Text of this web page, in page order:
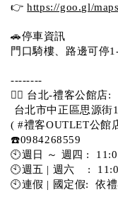
👉 https://goo.gl/
🚗停車資訊
門口騎樓、路邊可停
--------
💁‍♀️ 台北-禮客公館店:
台北市中正區思源街
( #禮客OUTLET公館
☎️0984268559
🕙週日 ～ 週四 :
🕙週五 | 週六    :
🕙連假 | 國定假:  依